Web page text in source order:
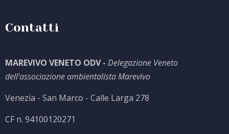
Contatti
MAREVIVO VENETO ODV - Delegazione Veneto
dell'associazione ambientalista Marevivo
Venezia - San Marco - Calle Larga 278
CF n. 94100120271